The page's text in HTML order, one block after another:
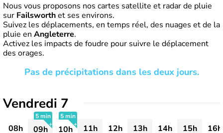
Nous vous proposons nos cartes satellite et radar de pluie
sur Failsworthet ses environs.
Suivez les déplacements, en temps réel, des nuages et de la
pluie en Angleterre.
Activez les impacts de foudre pour suivre le déplacement
des orages.
Pas de précipitations dans les deux jours.
Vendredi 7
08h
5 min
09h
5 min
10h 11h 12h 13h 14h 15h
16h